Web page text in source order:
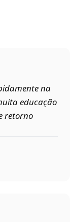
na
educação
retorno